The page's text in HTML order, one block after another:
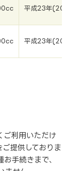
平成23年
平成23年
ご利用いただけ
提供しておりま
手続きまで、